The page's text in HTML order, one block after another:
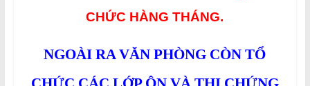
CHỨC HÀNG THÁNG.
NGOÀI RA VĂN PHÒNG CÒN TỔ